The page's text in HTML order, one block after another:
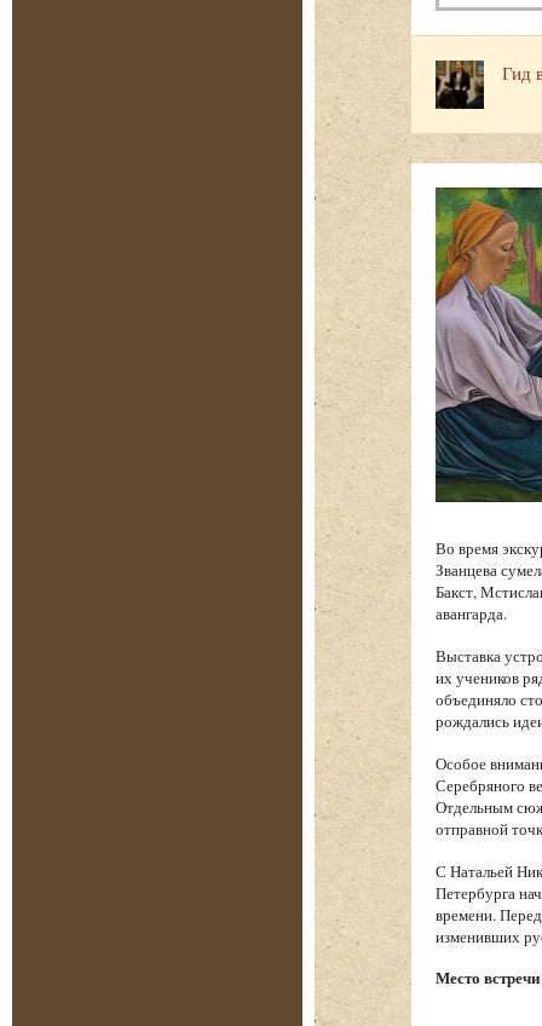
Гид
Во время
Званцева
Бакст,
авангарда.
Выставка
их учеников
объединяло
рождались
Особое
Серебряного
Отдельным
отправной
С Натальей
Петербурга
времени.
изменивших
Место